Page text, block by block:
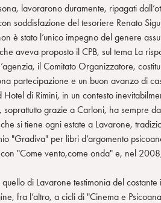
lavorarono duramente, ripagati
soddisfazione del tesoriere Renato
è stato l’unico impegno del genere
aveva proposto il CPB, sul tema La
il Comitato Organizzatore,
partecipazione e un buon avanzo di
di Rimini, in un contesto
grazie a Carloni, ha sempre
si tiene ogni estate a Lavarone,
"Gradiva" per libri d’argomento
"Come vento,come onda" e, nel
di Lavarone testimonia del
fra l’altro, a cicli di "Cinema e